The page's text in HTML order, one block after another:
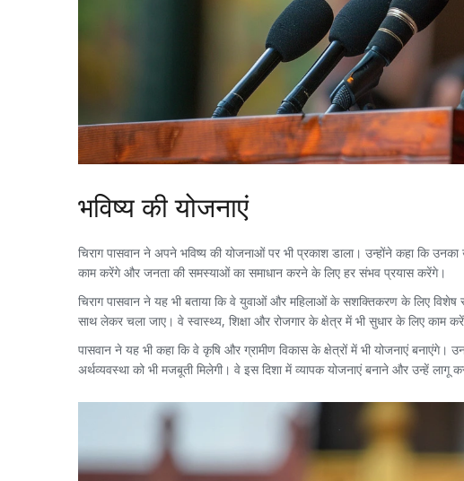
भविष्य की योजनाएं
चिराग पासवान ने अपने भविष्य की योजनाओं पर भी प्रकाश डाला। उन्होंने कहा कि
काम करेंगे और जनता की समस्याओं का समाधान करने के लिए हर संभव प्रयास करेंगे।
चिराग पासवान ने यह भी बताया कि वे युवाओं और महिलाओं के सशक्तिकरण के लिए
साथ लेकर चला जाए। वे स्वास्थ्य, शिक्षा और रोजगार के क्षेत्र में भी सुधार के लिए काम
पासवान ने यह भी कहा कि वे कृषि और ग्रामीण विकास के क्षेत्रों में भी योजनाएं
अर्थव्यवस्था को भी मजबूती मिलेगी। वे इस दिशा में व्यापक योजनाएं बनाने और उन्हें लागू